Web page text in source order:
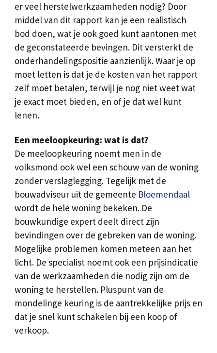
er veel herstelwerkzaamheden nodig? Door
middel van dit rapport kan je een realistisch
bod doen, wat je ook goed kunt aantonen met
de geconstateerde bevingen. Dit versterkt de
onderhandelingspositie aanzienlijk. Waar je op
moet letten is dat je de kosten van het rapport
zelf moet betalen, terwijl je nog niet weet wat
je exact moet bieden, en of je dat wel kunt
lenen.
Een meeloopkeuring: wat is dat?
De meeloopkeuring noemt men in de
volksmond ook wel een schouw van de woning
zonder verslaglegging. Tegelijk met de
bouwadviseur uit de gemeente Bloemendaal
wordt de hele woning bekeken. De
bouwkundige expert deelt direct zijn
bevindingen over de gebreken van de woning.
Mogelijke problemen komen meteen aan het
licht. De specialist noemt ook een prijsindicatie
van de werkzaamheden die nodig zijn om de
woning te herstellen. Pluspunt van de
mondelinge keuring is de aantrekkelijke prijs en
dat je snel kunt schakelen bij een koop of
verkoop.